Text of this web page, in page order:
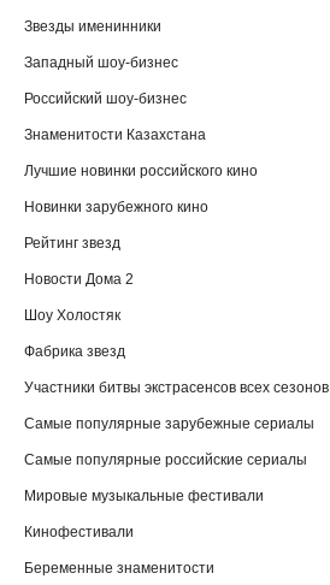
Звезды именинники
Западный шоу-бизнес
Российский шоу-бизнес
Знаменитости Казахстана
Лучшие новинки российского кино
Новинки зарубежного кино
Рейтинг звезд
Новости Дома 2
Шоу Холостяк
Фабрика звезд
Участники битвы экстрасенсов всех сезонов
Самые популярные зарубежные сериалы
Самые популярные российские сериалы
Мировые музыкальные фестивали
Кинофестивали
Беременные знаменитости